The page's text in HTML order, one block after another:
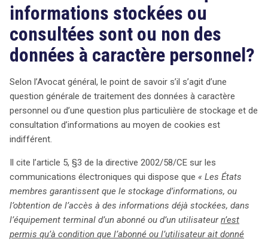
informations stockées ou
consultées sont ou non des
données à caractère personnel?
Selon l’Avocat général, le point de savoir s’il s’agit d’une
question générale de traitement des données à caractère
personnel ou d’une question plus particulière de stockage et de
consultation d’informations au moyen de cookies est
indifférent.
Il cite l’article 5, §3 de la directive 2002/58/CE sur les
communications électroniques qui dispose que « Les États
membres garantissent que le stockage d’informations, ou
l’obtention de l’accès à des informations déjà stockées, dans
l’équipement terminal d’un abonné ou d’un utilisateurn’est
permis qu’à condition que l’abonné ou l’utilisateur ait donné